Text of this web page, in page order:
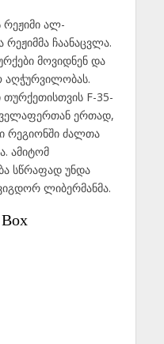
რეჟიმი ალ-
ჩაანაცვლა.
მოვიდნენ და
აღჭურვილობას.
თურქეთისთვის F-35-
ერთად,
რეგიონში ძალთა
ამიტომ
სწრაფად უნდა
ლიბერმანმა.